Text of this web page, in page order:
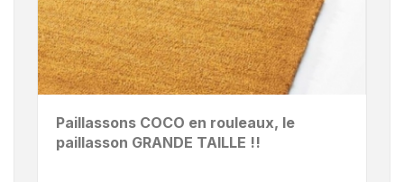
Paillassons COCO en rouleaux, le
paillasson GRANDE TAILLE !!